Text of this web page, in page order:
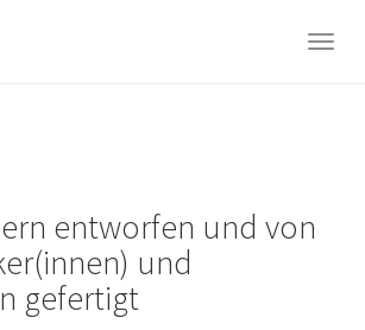
entworfen und von
und
gefertigt